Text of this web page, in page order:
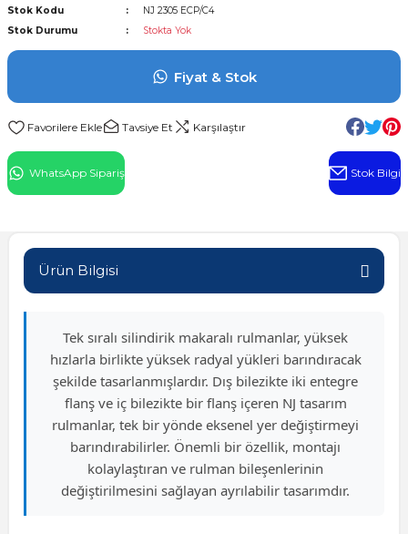
Rulman
Stok Kodu
NJ 2305 ECP/C4
Stok Durumu
Stokta Yok
Fiyat & Stok
Tavsiye Et Karşılaştır
WhatsApp Sipariş Stok Bilgi
Ürün Bilgisi
Tek sıralı silindirik makaralı rulmanlar, yüksek
hızlarla birlikte yüksek radyal yükleri barındıracak
şekilde tasarlanmışlardır. Dış bilezikte iki entegre
flanş ve iç bilezikte bir flanş içeren NJ tasarım
rulmanlar, tek bir yönde eksenel yer değiştirmeyi
barındırabilirler. Önemli bir özellik, montajı
kolaylaştıran ve rulman bileşenlerinin
değiştirilmesini sağlayan ayrılabilir tasarımdır.